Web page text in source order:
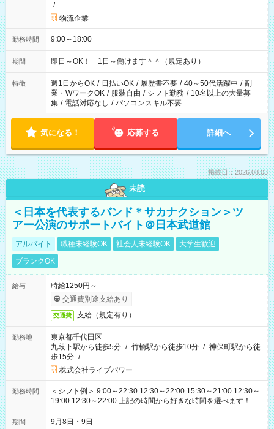
/ …
物流企業
勤務時間 9:00～18:00
期間 即日～OK！ 1日～働けます＾＾（規定あり）
特徴 週1日からOK / 日払いOK / 履歴書不要 / 40～50代活躍中 / 副
業・WワークOK / 服装自由 / シフト勤務 / 10名以上の大量募
集 / 電話対応なし / パソコンスキル不要
気になる！ 応募する 詳細へ
掲載日：2026.08.03
未読
＜日本を代表するバンド＊サカナクション＞ツ
アー公演のサポートバイト＠日本武道館
アルバイト 職種未経験OK 社会人未経験OK
大学生歓迎
ブランクOK
給与
時給1250円～
交通費別途支給あり
交通費 支給（規定有り）
勤務地
東京都千代田区
九段下駅から徒歩5分 / 竹橋駅から徒歩10分 / 神保町駅から徒
歩15分 / …
株式会社ライブパワー
勤務時間
＜シフト例＞ 9:00～22:30 12:30～22:00 15:30～21:00 12:30～
19:00 12:30～22:00 上記の時間から好きな時間を選べます！ ※
時間は変更となる可能性があります
期間 9月8日・9日